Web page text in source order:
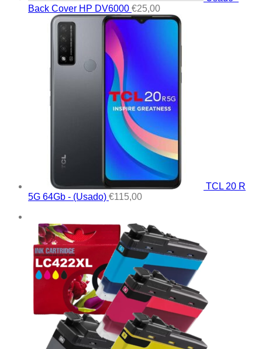
Back Cover HP DV6000 €25,00
TCL 20 R
5G 64Gb - (Usado) €115,00